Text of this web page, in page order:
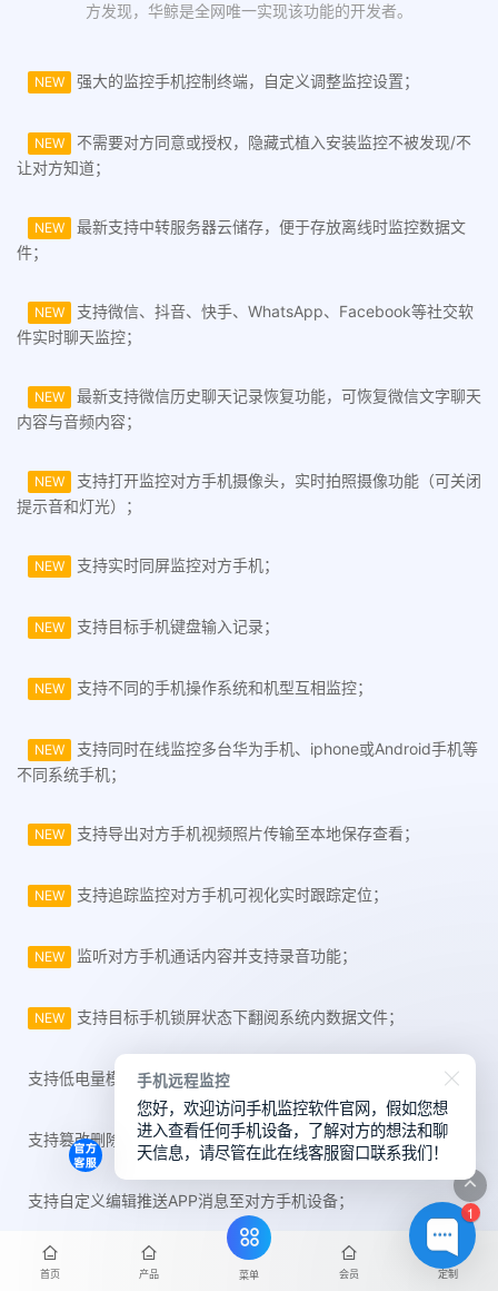
方发现，华鲸是全网唯一实现该功能的开发者。
NEW 强大的监控手机控制终端，自定义调整监控设置；
NEW
不需要对方同意或授权，隐藏式植入安装监控不被发现/不
让对方知道；
NEW
最新支持中转服务器云储存，便于存放离线时监控数据文
件；
NEW
支持微信、抖音、快手、WhatsApp、Facebook等社交软
件实时聊天监控；
NEW
最新支持微信历史聊天记录恢复功能，可恢复微信文字聊天
内容与音频内容；
NEW
支持打开监控对方手机摄像头，实时拍照摄像功能（可关闭
提示音和灯光）；
NEW 支持实时同屏监控对方手机；
NEW 支持目标手机键盘输入记录；
NEW 支持不同的手机操作系统和机型互相监控；
NEW
支持同时在线监控多台华为手机、iphone或Android手机等
不同系统手机；
NEW 支持导出对方手机视频照片传输至本地保存查看；
NEW 支持追踪监控对方手机可视化实时跟踪定位；
NEW 监听对方手机通话内容并支持录音功能；
NEW 支持目标手机锁屏状态下翻阅系统内数据文件；
支持低电量模式下目标手机监控；
支持篡改删除对方手机设备数据文件；
支持自定义编辑推送APP消息至对方手机设备；
支持全球国家网络IP节点切换传输数据，保障隐私安全；
首页 产品 菜单 会员 定制
1
手机远程监控
您好，欢迎访问手机监控软件官网，假如您想
进入查看任何手机设备，了解对方的想法和聊
天信息，请尽管在此在线客服窗口联系我们！